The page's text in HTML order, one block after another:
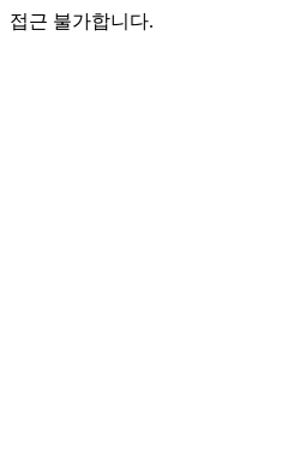
접근 불가합니다.